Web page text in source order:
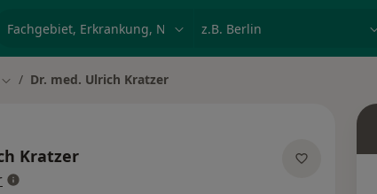
Stadt ändern
Dr. med. Ulrich Kratzer
Kratzer
über Spezialisierungen